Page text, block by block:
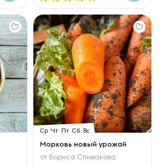
Ср Чт Пт Сб Вс
Морковь новый урожай
от Бориса Спивакова